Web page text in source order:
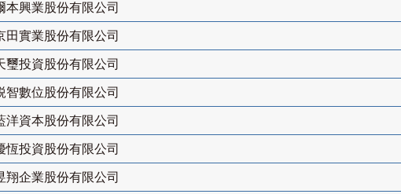
本興業股份有限公司
田實業股份有限公司
璽投資股份有限公司
智數位股份有限公司
洋資本股份有限公司
恆投資股份有限公司
翔企業股份有限公司